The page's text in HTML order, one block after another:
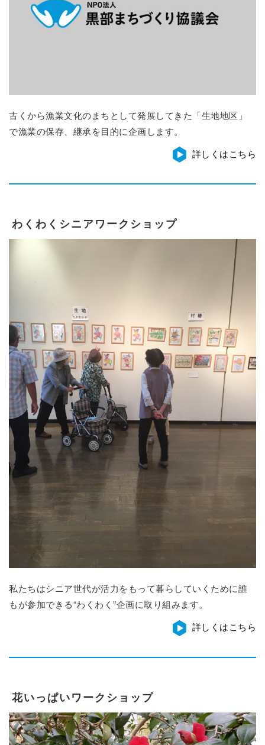
古くから漁業文化のまちとして発展してきた「生地地区」
で漁業の保存、継承を目的に企画します。
詳しくはこちら
わくわくシニアワークショップ
私たちはシニア世代が活力をもって暮らしていくために誰
もが参加できる“わくわく”企画に取り組みます。
詳しくはこちら
花いっぱいワークショップ